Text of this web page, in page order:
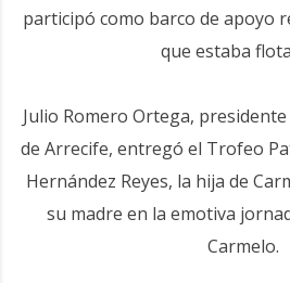
participó como barco de apoyo
que estaba
Julio Romero Ortega,
de Arrecife, entregó el Trofeo
Hernández Reyes, la hija de
su madre en la emotiva
Carmelo.